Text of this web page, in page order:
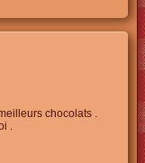
chocolats .
.